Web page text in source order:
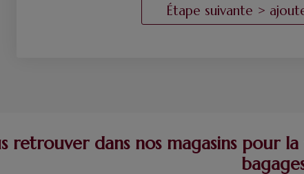
retrouver dans nos magasins pour